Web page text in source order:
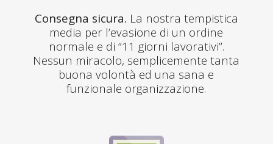
Consegna sicura. La nostra tempistica
media per l’evasione di un ordine
normale e di “11 giorni lavorativi”.
Nessun miracolo, semplicemente tanta
buona volontà ed una sana e
funzionale organizzazione.